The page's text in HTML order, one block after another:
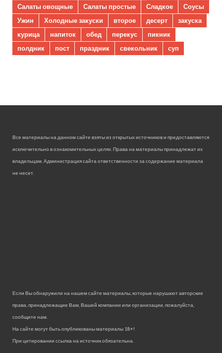
Салаты овощные
Салаты простые Сладкое
Соусы
Ужин
Холодные закуски второе десерт
закуска
курица
напиток обед перекус
пикник
полдник
пост праздник свекольник суп
Все материалы на данном сайте взяты из открытых источников и предоставляются
исключительно в ознакомительных целях. Права на материалы принадлежат их
владельцам. Администрация сайта ответственности за содержание материала
не несет.
Если Вы обнаружили на нашем сайте материалы, которые нарушают авторские
права, принадлежащие Вам, Вашей компании или организации, пожалуйста,
сообщите нам.
На сайте могут быть опубликованы материалы 18+!
При цитировании ссылка на источник обязательна.